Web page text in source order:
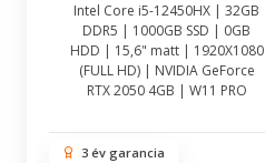
Intel Core i5-12450HX | 32GB
DDR5 | 1000GB SSD | 0GB
HDD | 15,6" matt | 1920X1080
(FULL HD) | NVIDIA GeForce
RTX 2050 4GB | W11 PRO
3 év garancia